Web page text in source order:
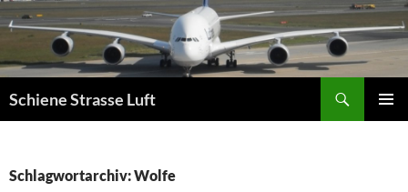
Zum
Inhalt
springen
Schiene Strasse Luft
Schlagwortarchiv: Wolfe